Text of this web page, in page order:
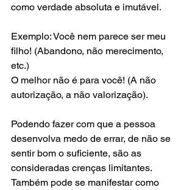
como verdade absoluta e imutável.
Exemplo: Você nem parece ser meu
filho! (Abandono, não merecimento,
etc.)
O melhor não é para você! (A não
autorização, a não valorização).
Podendo fazer com que a pessoa
desenvolva medo de errar, de não se
sentir bom o suficiente, são as
consideradas crenças limitantes.
Também pode se manifestar como